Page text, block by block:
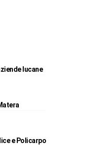
lucane
e Policarpo